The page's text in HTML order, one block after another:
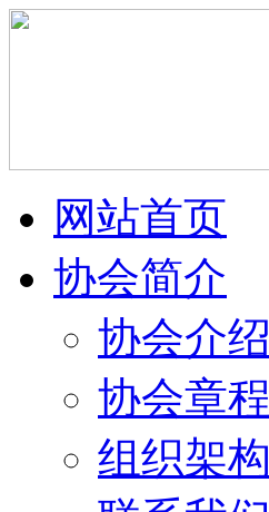
网站首页
协会简介
协会介绍
协会章程
组织架构